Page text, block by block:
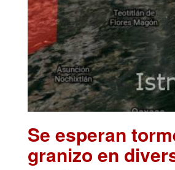
Se esperan
granizo en